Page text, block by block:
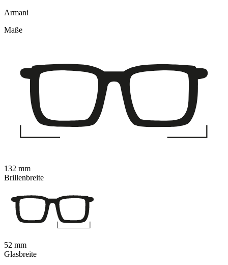
Armani
Maße
132 mm
Brillenbreite
52 mm
Glasbreite